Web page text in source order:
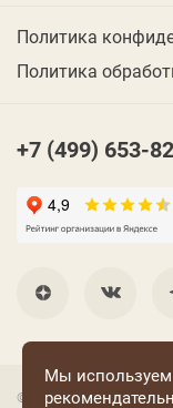
Политика
Политика
+7 (499) 653-
© 2001 Группа
Мы